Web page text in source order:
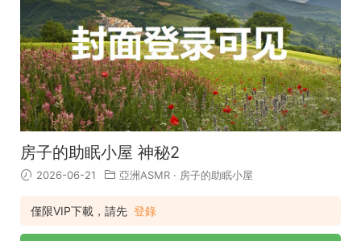
房子的助眠小屋 神秘2
2026-06-21 亞洲ASMR · 房子的助眠小屋
僅限VIP下載，請先 登錄